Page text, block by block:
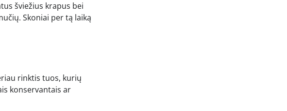
šviežius krapus bei
Skoniai per tą laiką
rinktis tuos, kurių
konservantais ar